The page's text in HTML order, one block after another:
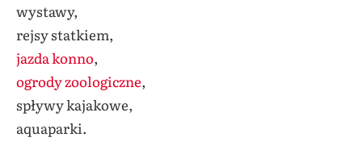
wystawy,
rejsy statkiem,
jazda konno,
ogrody zoologiczne,
spływy kajakowe,
aquaparki.